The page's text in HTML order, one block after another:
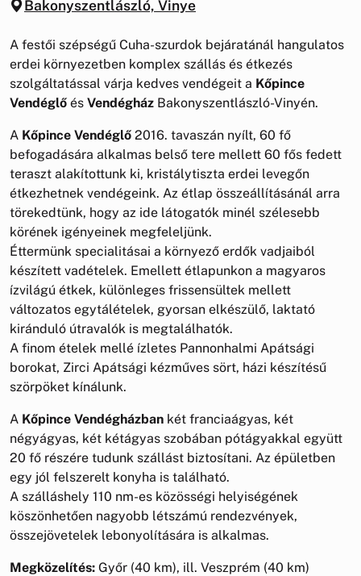
Bakonyszentlászló, Vinye
A festői szépségű Cuha-szurdok bejáratánál hangulatos
erdei környezetben komplex szállás és étkezés
szolgáltatással várja kedves vendégeit a Kőpince
Vendéglő és Vendégház Bakonyszentlászló-Vinyén.
A Kőpince Vendéglő 2016. tavaszán nyílt, 60 fő
befogadására alkalmas belső tere mellett 60 fős fedett
teraszt alakítottunk ki, kristálytiszta erdei levegőn
étkezhetnek vendégeink. Az étlap összeállításánál arra
törekedtünk, hogy az ide látogatók minél szélesebb
körének igényeinek megfeleljünk.
Éttermünk specialitásai a környező erdők vadjaiból
készített vadételek. Emellett étlapunkon a magyaros
ízvilágú étkek, különleges frissensültek mellett
változatos egytálételek, gyorsan elkészülő, laktató
kiránduló útravalók is megtalálhatók.
A finom ételek mellé ízletes Pannonhalmi Apátsági
borokat, Zirci Apátsági kézműves sört, házi készítésű
szörpöket kínálunk.
A Kőpince Vendégházban két franciaágyas, két
négyágyas, két kétágyas szobában pótágyakkal együtt
20 fő részére tudunk szállást biztosítani. Az épületben
egy jól felszerelt konyha is található.
A szálláshely 110 nm-es közösségi helyiségének
köszönhetően nagyobb létszámú rendezvények,
összejövetelek lebonyolítására is alkalmas.
Megközelítés: Győr (40 km), ill. Veszprém (40 km)